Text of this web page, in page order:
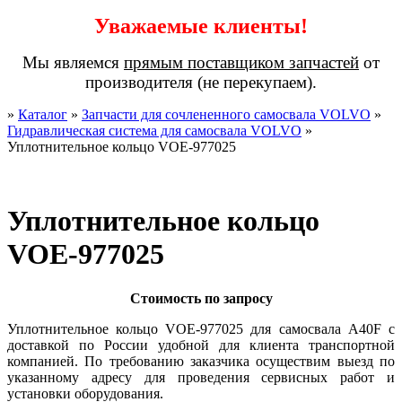
Уважаемые клиенты!
Мы являемся прямым поставщиком запчастей от
производителя (не перекупаем).
» Каталог » Запчасти для сочлененного самосвала VOLVO »
Гидравлическая система для самосвала VOLVO »
Уплотнительное кольцо VOE-977025
Уплотнительное кольцо
VOE-977025
Стоимость по запросу
Уплотнительное кольцо VOE-977025 для самосвала A40F с
доставкой по России удобной для клиента транспортной
компанией. По требованию заказчика осуществим выезд по
указанному адресу для проведения сервисных работ и
установки оборудования.